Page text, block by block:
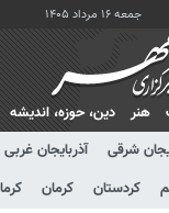
جمعه ۱۶ مرداد ۱۴۰۵
هنر دين، حوزه، انديشه
شرقی آذربایجان غربی
کردستان کرمان